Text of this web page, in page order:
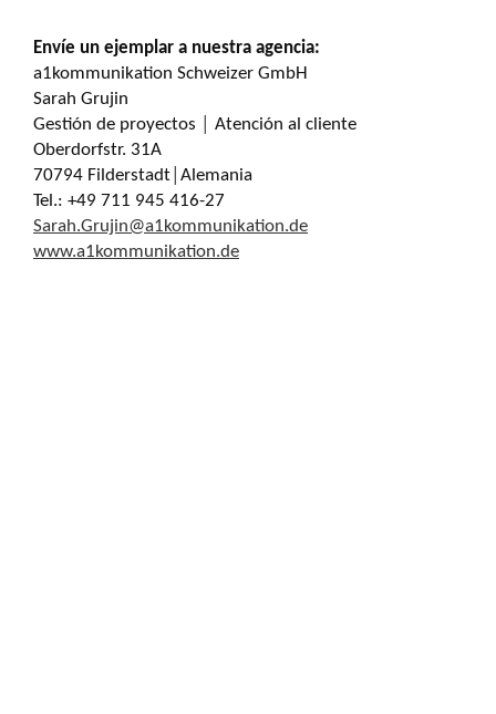
Envíe un ejemplar a nuestra agencia:
a1kommunikation Schweizer GmbH
Sarah Grujin
Gestión de proyectos │ Atención al cliente
Oberdorfstr. 31A
70794 Filderstadt│Alemania
Tel.: +49 711 945 416-27
Sarah.Grujin@a1kommunikation.de
www.a1kommunikation.de